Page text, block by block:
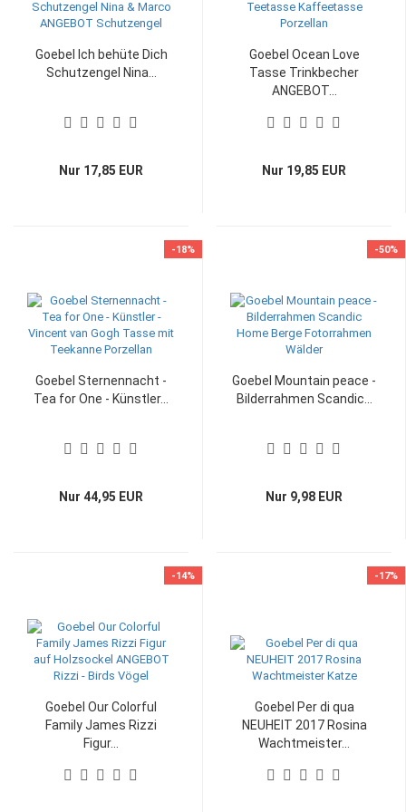
Goebel Ich behüte Dich
Schutzengel Nina...
Nur 17,85 EUR
Goebel Ocean Love
Tasse Trinkbecher
ANGEBOT...
Nur 19,85 EUR
-18%
Goebel Sternennacht -
Tea for One - Künstler...
Nur 44,95 EUR
-50%
Goebel Mountain peace -
Bilderrahmen Scandic...
Nur 9,98 EUR
-14%
Goebel Our Colorful
Family James Rizzi
Figur...
-17%
Goebel Per di qua
NEUHEIT 2017 Rosina
Wachtmeister...